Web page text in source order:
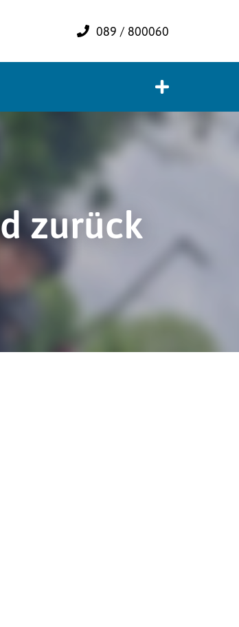
089 / 800060
zurück